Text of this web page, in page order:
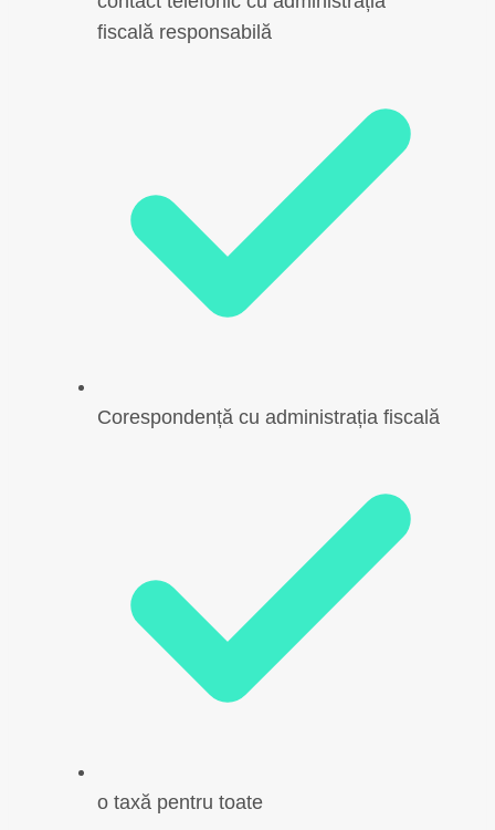
fiscală responsabilă
Corespondență cu administrația fiscală
o taxă pentru toate